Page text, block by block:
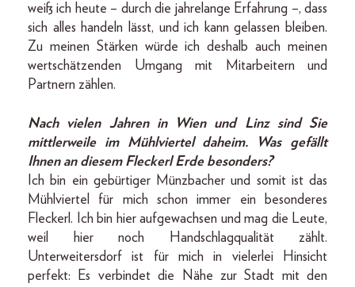
weiß ich heute – durch die jahrelange Erfahrung –, dass
sich alles handeln lässt, und ich kann gelassen bleiben.
Zu meinen Stärken würde ich deshalb auch meinen
wertschätzenden Umgang mit Mitarbeitern und
Partnern zählen.
Nach vielen Jahren in Wien und Linz sind Sie
mittlerweile im Mühlviertel daheim. Was gefällt
Ihnen an diesem Fleckerl Erde besonders?
Ich bin ein gebürtiger Münzbacher und somit ist das
Mühlviertel für mich schon immer ein besonderes
Fleckerl. Ich bin hier aufgewachsen und mag die Leute,
weil hier noch Handschlagqualität zählt.
Unterweitersdorf ist für mich in vielerlei Hinsicht
perfekt: Es verbindet die Nähe zur Stadt mit den